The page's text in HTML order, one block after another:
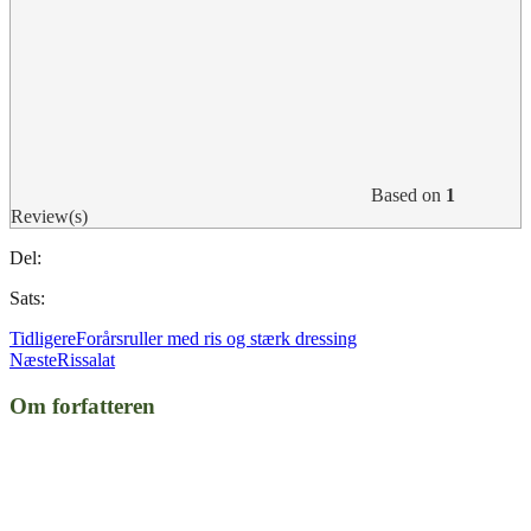
Based on 1
Review(s)
Del:
Sats:
TidligereForårsruller med ris og stærk dressing
NæsteRissalat
Om forfatteren